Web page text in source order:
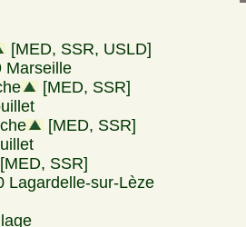
[MED, SSR, USLD]
Marseille
[MED, SSR]
[MED, SSR]
[MED, SSR]
Lagardelle-sur-Lèze